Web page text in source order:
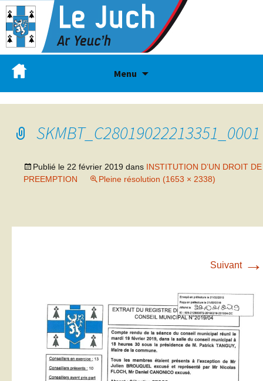
Menu
SKMBT_C28019022213351_0001
Publié le 22 février 2019 dans INSTITUTION D’UN DROIT DE
PREEMPTION
Pleine résolution (1653 × 2338)
Suivant →